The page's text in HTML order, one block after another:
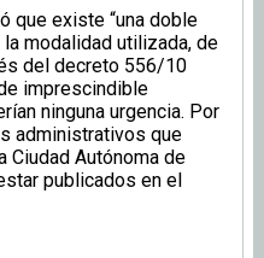
que existe “una doble
la modalidad utilizada, de
del decreto 556/10
imprescindible
ninguna urgencia. Por
administrativos que
Ciudad Autónoma de
publicados en el